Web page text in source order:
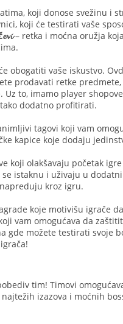
koji donose svežinu i
koji će testirati vaše
– retka i moćna oružja
obogatiti vaše iskustvo.
prodavati retke
to, imamo player
dodatno profitirati.
tagovi koji vam
kapice koje dodaju
koji olakšavaju početak
istaknu i uživaju u
kroz igru.
koje motivišu igrače
vam omogućava da
gde možete testirati svoje
tim! Timovi
izazova i moćnih